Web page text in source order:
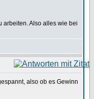
arbeiten. Also alles wie bei
also ob es Gewinn